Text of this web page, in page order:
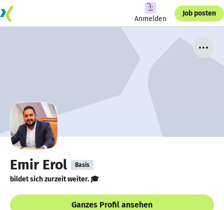
Anmelden
Job posten
Emir Erol Basis
bildet sich zurzeit weiter. 🎓
Ganzes Profil ansehen